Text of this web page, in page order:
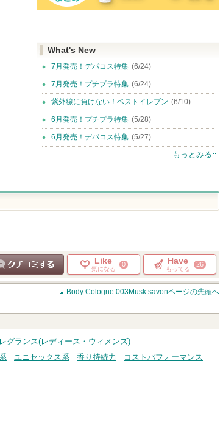
What's New
7月発売！デパコス特集 (6/24)
7月発売！プチプラ特集 (6/24)
紫外線に負けない！ベストイレブン (6/10)
6月発売！プチプラ特集 (5/28)
6月発売！デパコス特集 (5/27)
もっとみる
クチコミする
Like
気になる
0 Have
もってる
26
Body Cologne 003Musk savonページの先頭へ
グランス(レディース・ウィメンズ)
ユニセックス系 香り持続力
コストパフォーマンス